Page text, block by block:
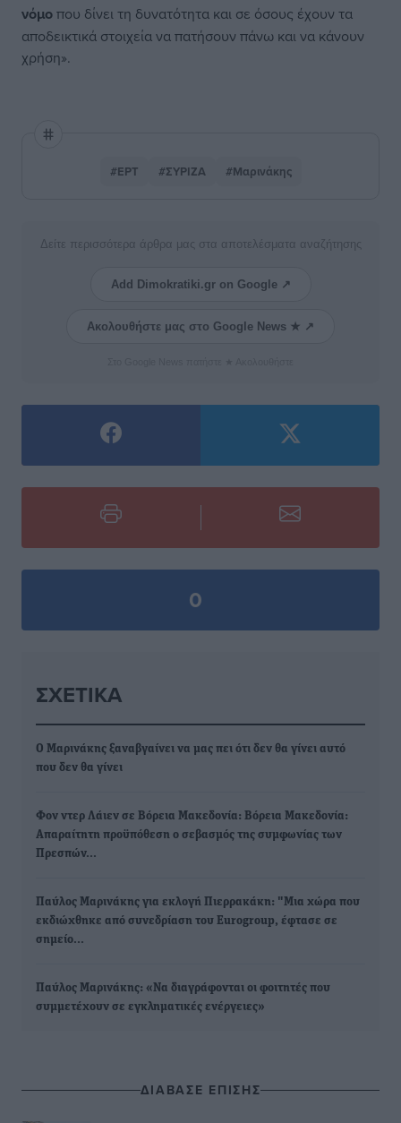
νόμοπου δίνει τη δυνατότητα και σε όσους έχουν τα
αποδεικτικά στοιχεία να πατήσουν πάνω και να κάνουν
χρήση».
#ΕΡΤ #ΣΥΡΙΖΑ #Μαρινάκης
Δείτε περισσότερα άρθρα μας στα αποτελέσματα αναζήτησης
Add Dimokratiki.gr on Google ↗
Ακολουθήστε μας στο Google News ★ ↗
0
ΣΧΕΤΙΚΆ
Ο Μαρινάκης ξαναβγαίνει να μας πει ότι δεν θα γίνει αυτό
που δεν θα γίνει
Φον ντερ Λάιεν σε Βόρεια Μακεδονία: Βόρεια Μακεδονία:
Απαραίτητη προϋπόθεση ο σεβασμός της συμφωνίας των
Πρεσπών…
Παύλος Μαρινάκης για εκλογή Πιερρακάκη: "Μια χώρα που
εκδιώχθηκε από συνεδρίαση του Eurogroup, έφτασε σε
σημείο…
Παύλος Μαρινάκης: «Να διαγράφονται οι φοιτητές που
συμμετέχουν σε εγκληματικές ενέργειες»
ΔΙΑΒΑΣΕ ΕΠΙΣΗΣ